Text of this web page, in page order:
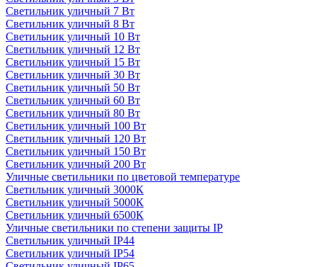
Светильник уличный 7 Вт
Светильник уличный 8 Вт
Светильник уличный 10 Вт
Светильник уличный 12 Вт
Светильник уличный 15 Вт
Светильник уличный 30 Вт
Светильник уличный 50 Вт
Светильник уличный 60 Вт
Светильник уличный 80 Вт
Светильник уличный 100 Вт
Светильник уличный 120 Вт
Светильник уличный 150 Вт
Светильник уличный 200 Вт
Уличные светильники по цветовой температуре
Cветильник уличный 3000К
Cветильник уличный 5000К
Cветильник уличный 6500К
Уличные светильники по степени защиты IP
Светильник уличный IP44
Светильник уличный IP54